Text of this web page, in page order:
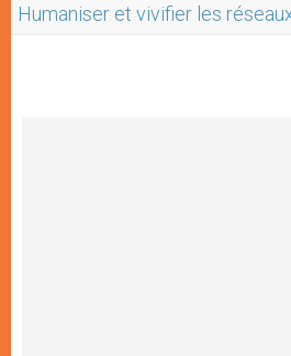
Humaniser et vivifier les